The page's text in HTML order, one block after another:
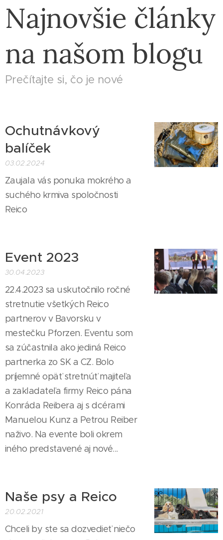
Najnovšie články
na našom blogu
Prečítajte si, čo je nové
Ochutnávkový
balíček
03.02.2024
Zaujala vás ponuka mokrého a
suchého krmiva spoločnosti
Reico
Event 2023
30.04.2023
22.4.2023 sa uskutočnilo ročné
stretnutie všetkých Reico
partnerov v Bavorsku v
mestečku Pforzen. Eventu som
sa zúčastnila ako jediná Reico
partnerka zo SK a CZ. Bolo
príjemné opäť stretnúť majiteľa
a zakladateľa firmy Reico pána
Konráda Reibera aj s dcérami
Manuelou Kunz a Petrou Reiber
naživo. Na evente boli okrem
iného predstavené aj nové...
Naše psy a Reico
20.02.2021
Chceli by ste sa dozvedieť niečo